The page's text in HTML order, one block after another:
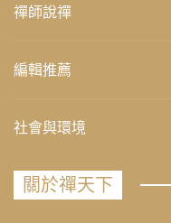
禪師說禪
編輯推薦
社會與環境
關於禪天下